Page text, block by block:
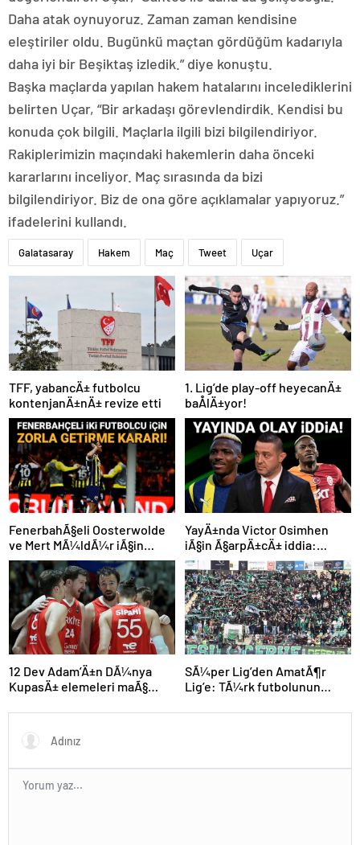
Daha atak oynuyoruz. Zaman zaman kendisine
eleştiriler oldu. Bugünkü maçtan gördüğüm kadarıyla
daha iyi bir Beşiktaş izledik.” diye konuştu.
Başka maçlarda yapılan hakem hatalarını incelediklerini
belirten Uçar, “Bir arkadaşı görevlendirdik. Kendisi bu
konuda çok bilgili. Maçlarla ilgili bizi bilgilendiriyor.
Rakiplerimizin maçındaki hakemlerin daha önceki
kararlarını inceliyor. Maç sırasında da bizi
bilgilendiriyor. Biz de ona göre açıklamalar yapıyoruz.”
ifadelerini kullandı.
Galatasaray Hakem Maç Tweet Uçar
TFF, yabancÄ± futbolcu
kontenjanÄ±nÄ± revize etti
1. Lig’de play-off heyecanÄ±
baÅlÄ±yor!
FenerbahÃ§eli Oosterwolde
ve Mert MÃ¼ldÃ¼r iÃ§in
olaylÄ± derbi davasÄ±nda
zorla getirme kararÄ±
YayÄ±nda Victor Osimhen
iÃ§in Ã§arpÄ±cÄ± iddia:
“Futbol tarihinin en
bÃ¼yÃ¼k Åoku olur!”
12 Dev Adam’Ä±n DÃ¼nya
KupasÄ± elemeleri maÃ§
SÃ¼per Lig’den AmatÃ¶r
Lig’e: TÃ¼rk futbolunun
gÃ¶rdÃ¼